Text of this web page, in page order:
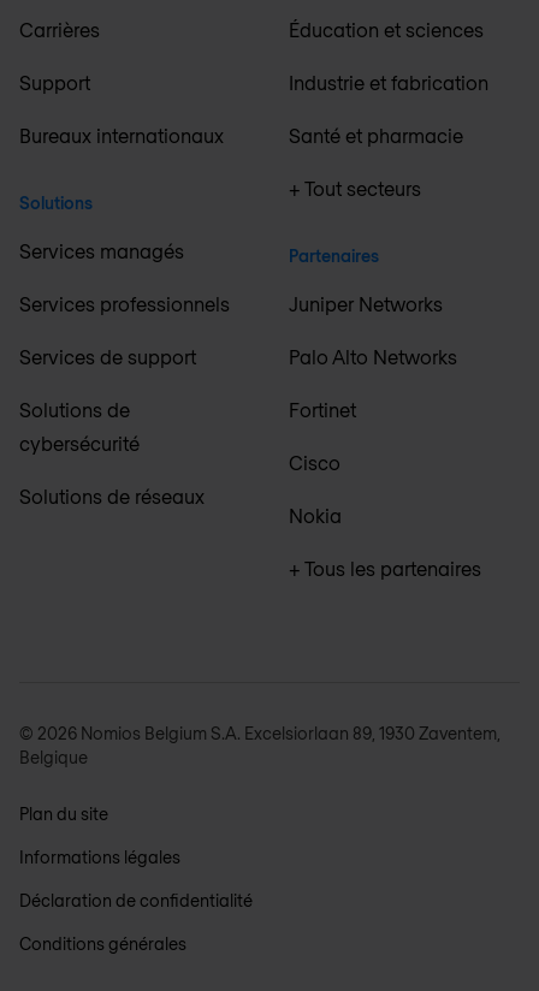
Carrières
Support
Bureaux internationaux
Solutions
Services managés
Services professionnels
Services de support
Solutions de
cybersécurité
Solutions de réseaux
Éducation et sciences
Industrie et fabrication
Santé et pharmacie
+ Tout secteurs
Partenaires
Juniper Networks
Palo Alto Networks
Fortinet
Cisco
Nokia
+ Tous les partenaires
© 2026 Nomios Belgium S.A. Excelsiorlaan 89, 1930 Zaventem,
Belgique
Plan du site
Informations légales
Déclaration de confidentialité
Conditions générales